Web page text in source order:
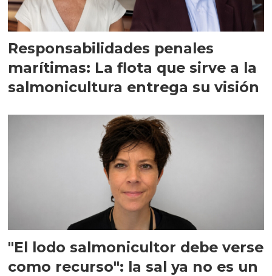
Responsabilidades penales
marítimas: La flota que sirve a la
salmonicultura entrega su visión
"El lodo salmonicultor debe verse
como recurso": la sal ya no es un